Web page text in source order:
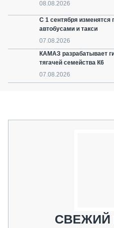
08.08.2026
С 1 сентября изменятся
автобусами и такси
07.08.2026
КАМАЗ разрабатывает
тягачей семейства К6
07.08.2026
СВЕЖИЙ